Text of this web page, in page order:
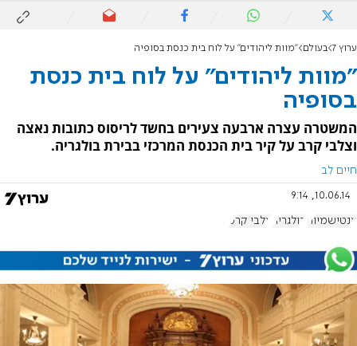
ערוץ 7 בעולם "מוות ליהודים" על לוח בית כנסת בסופיה
"מוות ליהודים" על לוח בית כנסת
בסופיה
המשטרה עצרה ארבעה צעירים בחשד לריסוס כתובות נאצה
וצלבי קרב על קיר בית הכנסת המרכזי בבירת בולגריה.
חיים לב
10.06.14, 9:14
אנטישמיות בולגריה צלבי קרס